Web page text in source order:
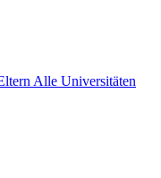
Alle Universitäten